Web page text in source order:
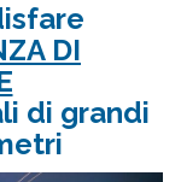
DI
di grandi